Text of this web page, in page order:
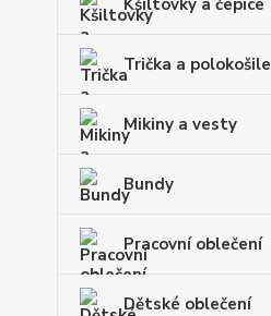
Kšiltovky a čepice
Trička a polokošile
Mikiny a vesty
Bundy
Pracovní oblečení
Dětské oblečení